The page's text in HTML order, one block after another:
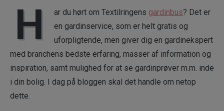
H ar du hørt om Textilringens gardinbus? Det er
en gardinservice, som er helt gratis og
uforpligtende, men giver dig en gardinekspert
med branchens bedste erfaring, masser af information og
inspiration, samt mulighed for at se gardinprøver m.m. inde
i din bolig. I dag på bloggen skal det handle om netop
dette.